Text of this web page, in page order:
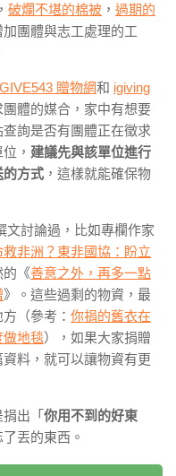
， 破爛不堪的棉被 ， 過期的
團體與志工處理的工
GIVE543 贈物網和 igiving
體的媒合，家中有想要
詢是否有團體正在徵求
， 建議先與該單位進行
的方式 ，這樣就能確保物
文討論過，比如專欄作家
救非洲？東非國協：盼立
的《善意之外，再多一點
》。這些過剩的物資，最
（參考： 你捐的舊衣在
做地毯），如果大家捐贈
料，就可以讓物資有更
出「 你用不到的好東
丟的東西。